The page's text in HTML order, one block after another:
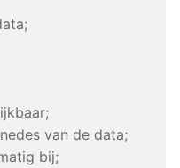
van de data;
bij;